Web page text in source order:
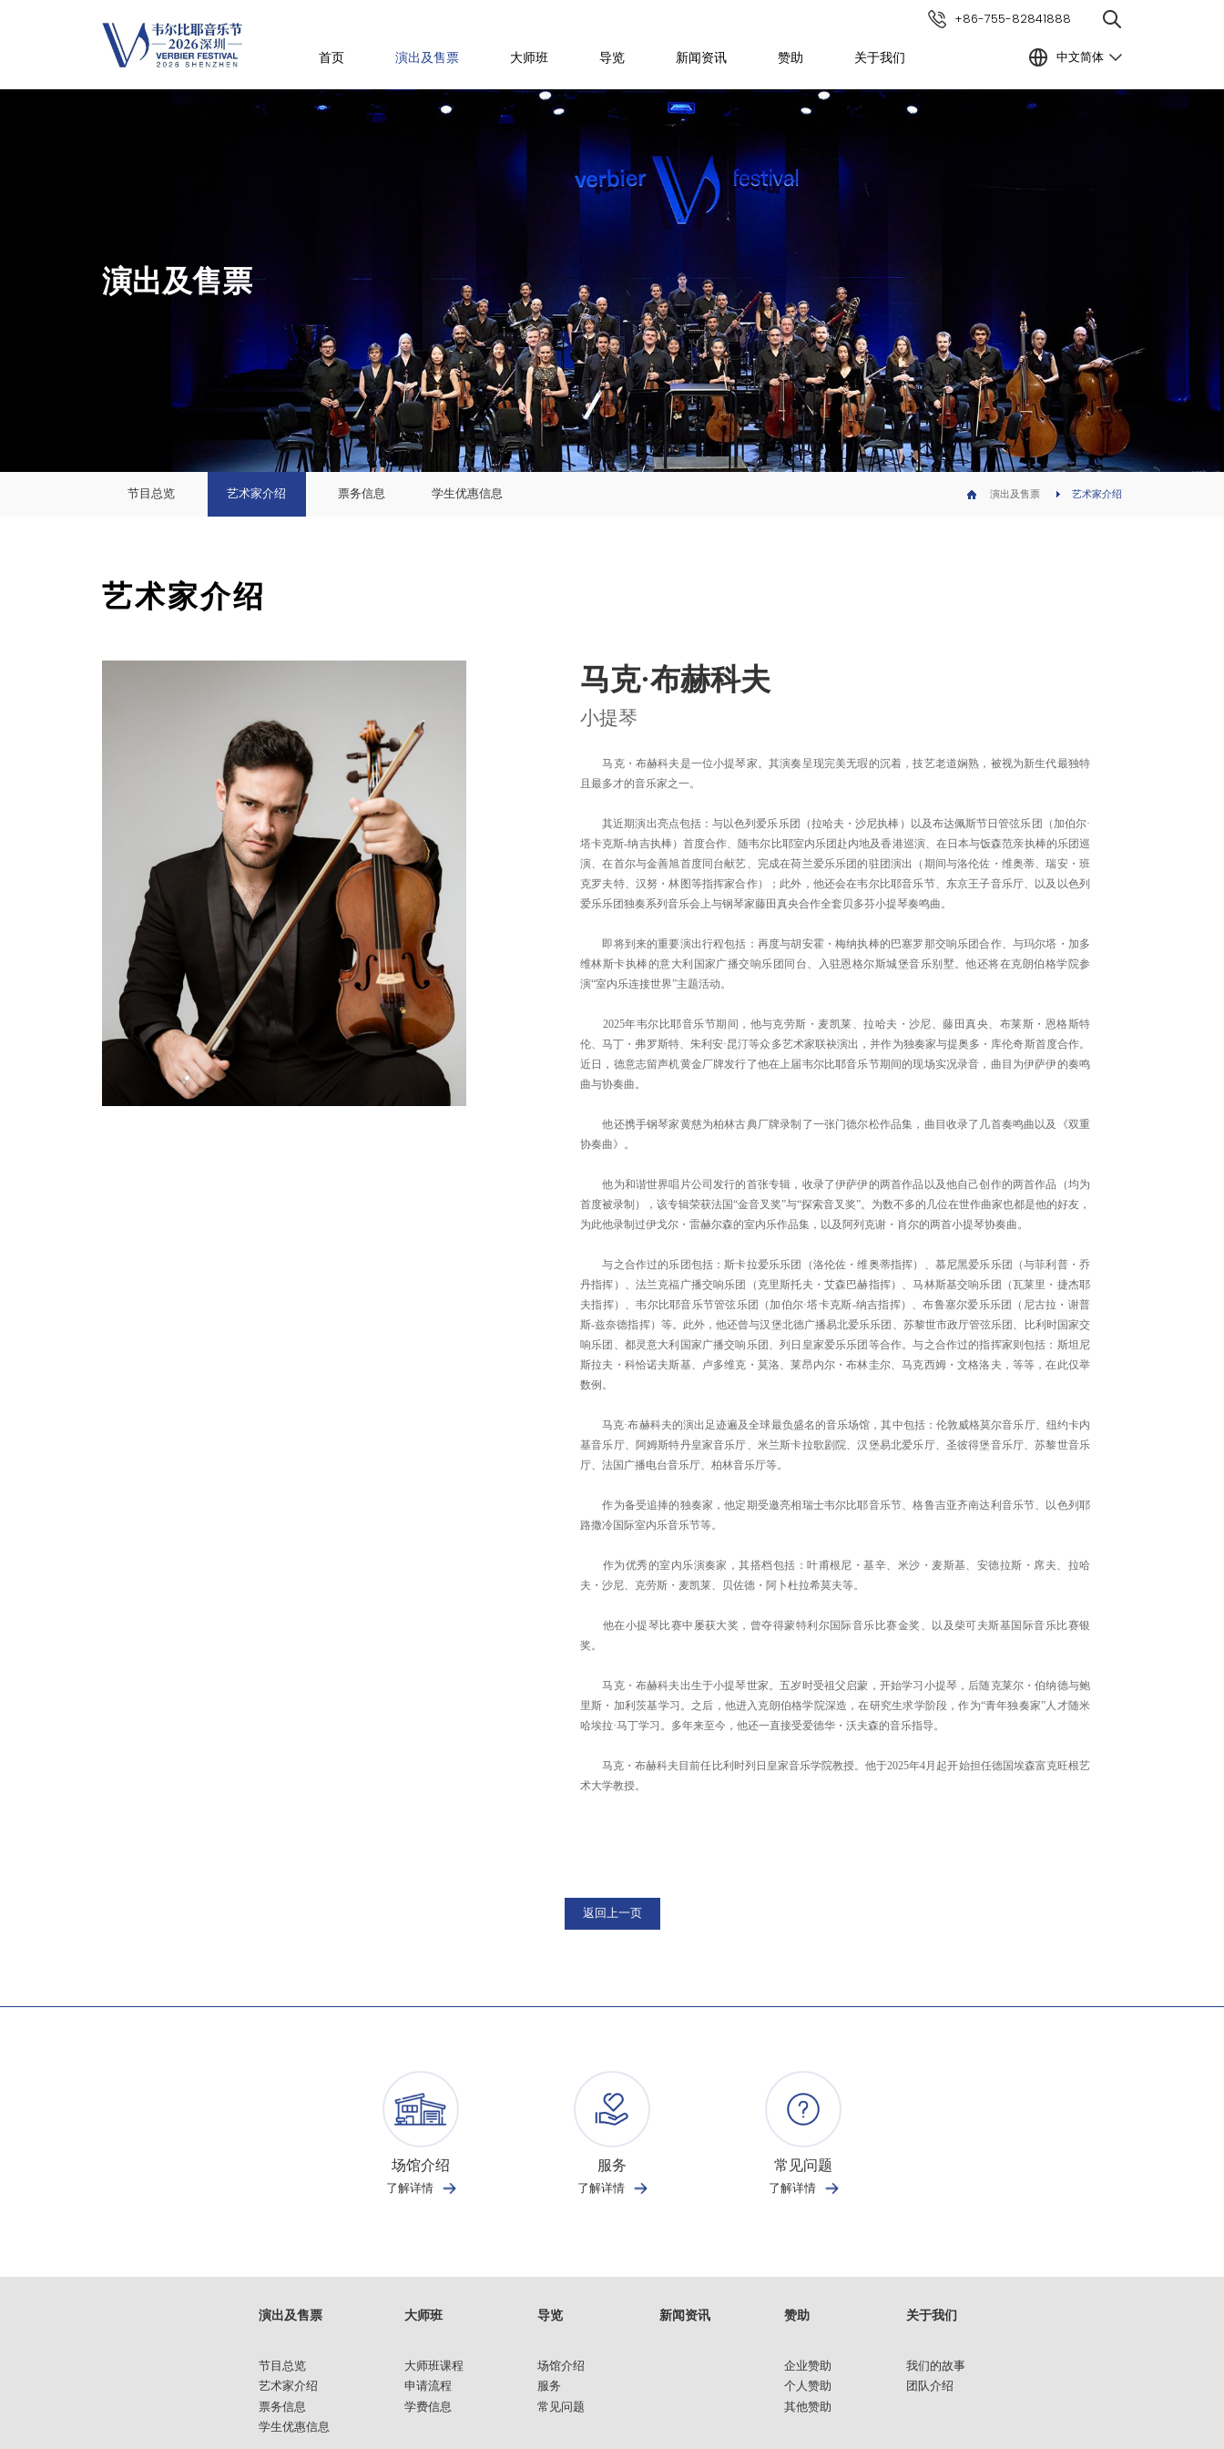
+86-755-82841888
首页 演出及售票 大师班 导览 新闻资讯 赞助 关于我们 中文简体
演出及售票
节目总览 艺术家介绍 票务信息 学生优惠信息 演出及售票 艺术家介绍
艺术家介绍
马克·布赫科夫
小提琴
马克・布赫科夫是一位小提琴家。其演奏呈现完美无瑕的沉着，技艺老道娴熟，被视为新生代最独特
且最多才的音乐家之一。
其近期演出亮点包括：与以色列爱乐乐团（拉哈夫・沙尼执棒）以及布达佩斯节日管弦乐团（加伯尔·
塔卡克斯-纳吉执棒）首度合作、随韦尔比耶室内乐团赴内地及香港巡演、在日本与饭森范亲执棒的乐团巡
演、在首尔与金善旭首度同台献艺、完成在荷兰爱乐乐团的驻团演出（期间与洛伦佐・维奥蒂、瑞安・班
克罗夫特、汉努・林图等指挥家合作）；此外，他还会在韦尔比耶音乐节、东京王子音乐厅、以及以色列
爱乐乐团独奏系列音乐会上与钢琴家藤田真央合作全套贝多芬小提琴奏鸣曲。
即将到来的重要演出行程包括：再度与胡安霍・梅纳执棒的巴塞罗那交响乐团合作、与玛尔塔・加多
维林斯卡执棒的意大利国家广播交响乐团同台、入驻恩格尔斯城堡音乐别墅。他还将在克朗伯格学院参
演“室内乐连接世界”主题活动。
2025年韦尔比耶音乐节期间，他与克劳斯・麦凯莱、拉哈夫・沙尼、藤田真央、布莱斯・恩格斯特
伦、马丁・弗罗斯特、朱利安·昆汀等众多艺术家联袂演出，并作为独奏家与提奥多・库伦奇斯首度合作。
近日，德意志留声机黄金厂牌发行了他在上届韦尔比耶音乐节期间的现场实况录音，曲目为伊萨伊的奏鸣
曲与协奏曲。
他还携手钢琴家黄慈为柏林古典厂牌录制了一张门德尔松作品集，曲目收录了几首奏鸣曲以及《双重
协奏曲》。
他为和谐世界唱片公司发行的首张专辑，收录了伊萨伊的两首作品以及他自己创作的两首作品（均为
首度被录制），该专辑荣获法国“金音叉奖”与“探索音叉奖”。为数不多的几位在世作曲家也都是他的好友，
为此他录制过伊戈尔・雷赫尔森的室内乐作品集，以及阿列克谢・肖尔的两首小提琴协奏曲。
与之合作过的乐团包括：斯卡拉爱乐乐团（洛伦佐・维奥蒂指挥）、慕尼黑爱乐乐团（与菲利普・乔
丹指挥）、法兰克福广播交响乐团（克里斯托夫・艾森巴赫指挥）、马林斯基交响乐团（瓦莱里・捷杰耶
夫指挥）、韦尔比耶音乐节管弦乐团（加伯尔·塔卡克斯-纳吉指挥）、布鲁塞尔爱乐乐团（尼古拉・谢普
斯-兹奈德指挥）等。此外，他还曾与汉堡北德广播易北爱乐乐团、苏黎世市政厅管弦乐团、比利时国家交
响乐团、都灵意大利国家广播交响乐团、列日皇家爱乐乐团等合作。与之合作过的指挥家则包括：斯坦尼
斯拉夫・科恰诺夫斯基、卢多维克・莫洛、莱昂内尔・布林圭尔、马克西姆・文格洛夫，等等，在此仅举
数例。
马克·布赫科夫的演出足迹遍及全球最负盛名的音乐场馆，其中包括：伦敦威格莫尔音乐厅、纽约卡内
基音乐厅、阿姆斯特丹皇家音乐厅、米兰斯卡拉歌剧院、汉堡易北爱乐厅、圣彼得堡音乐厅、苏黎世音乐
厅、法国广播电台音乐厅、柏林音乐厅等。
作为备受追捧的独奏家，他定期受邀亮相瑞士韦尔比耶音乐节、格鲁吉亚齐南达利音乐节、以色列耶
路撒冷国际室内乐音乐节等。
作为优秀的室内乐演奏家，其搭档包括：叶甫根尼・基辛、米沙・麦斯基、安德拉斯・席夫、拉哈
夫・沙尼、克劳斯・麦凯莱、贝佐德・阿卜杜拉希莫夫等。
他在小提琴比赛中屡获大奖，曾夺得蒙特利尔国际音乐比赛金奖、以及柴可夫斯基国际音乐比赛银
奖。
马克・布赫科夫出生于小提琴世家。五岁时受祖父启蒙，开始学习小提琴，后随克莱尔・伯纳德与鲍
里斯・加利茨基学习。之后，他进入克朗伯格学院深造，在研究生求学阶段，作为“青年独奏家”人才随米
哈埃拉·马丁学习。多年来至今，他还一直接受爱德华・沃夫森的音乐指导。
马克・布赫科夫目前任比利时列日皇家音乐学院教授。他于2025年4月起开始担任德国埃森富克旺根艺
术大学教授。
返回上一页
场馆介绍
了解详情
服务
了解详情
常见问题
了解详情
演出及售票
节目总览
艺术家介绍
票务信息
学生优惠信息
大师班
大师班课程
申请流程
学费信息
导览
场馆介绍
服务
常见问题
新闻资讯 赞助
企业赞助
个人赞助
其他赞助
关于我们
我们的故事
团队介绍